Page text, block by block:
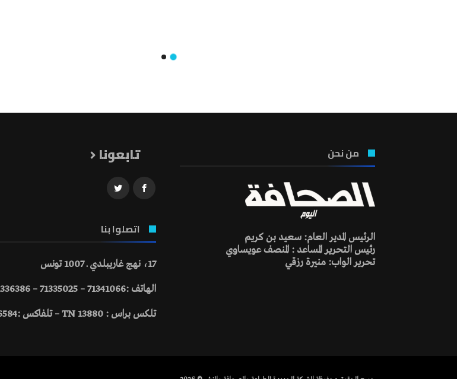
من نحن
الرئيس المدير العام: سعيد بن كريم
رئيس التحرير المساعد : المنصف عويساوي
تحرير الواب: منيرة رزقي
تابعونا
اتصلوا بنا
17، نهج غاريبلدي ـ 1007 تونس
الهاتف :71341066 – 71335025 – 71336386
تلكس براس : 13880 TN – تلفاكس :71336584